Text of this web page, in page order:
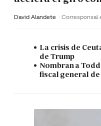
David Alandete Corresponsal
La crisis de
de Trump
Nombran a
fiscal general de